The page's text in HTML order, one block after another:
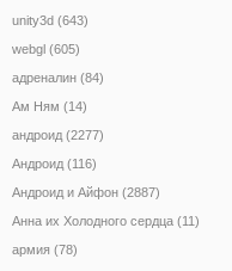
unity3d (643)
webgl (605)
адреналин (84)
Ам Ням (14)
андроид (2277)
Андроид (116)
Андроид и Айфон (2887)
Анна их Холодного сердца (11)
армия (78)